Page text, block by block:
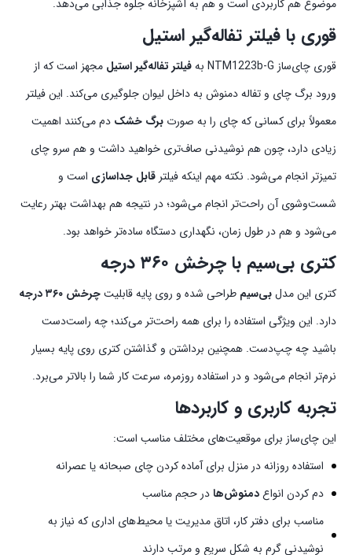
موضوع هم کاربردی است و هم به آشپزخانه جلوه جذابی می‌دهد.
قوری با فیلتر تفاله‌گیر استیل
قوری چای‌ساز NTM1223b-G به فیلتر تفاله‌گیر استیل مجهز است که از
ورود برگ چای و تفاله دمنوش به داخل لیوان جلوگیری می‌کند. این فیلتر
معمولاً برای کسانی که چای را به صورت برگ خشک دم می‌کنند اهمیت
زیادی دارد، چون هم نوشیدنی صاف‌تری خواهید داشت و هم سرو چای
تمیزتر انجام می‌شود. نکته مهم اینکه فیلتر قابل جداسازی است و
شست‌وشوی آن راحت‌تر انجام می‌شود؛ در نتیجه هم بهداشت بهتر رعایت
می‌شود و هم در طول زمان، نگهداری دستگاه ساده‌تر خواهد بود.
کتری بی‌سیم با چرخش ۳۶۰ درجه
کتری این مدلبی‌سیم طراحی شده و روی پایه قابلیتچرخش ۳۶۰ درجه
دارد. این ویژگی استفاده را برای همه راحت‌تر می‌کند؛ چه راست‌دست
باشید چه چپ‌دست. همچنین برداشتن و گذاشتن کتری روی پایه بسیار
نرم‌تر انجام می‌شود و در استفاده روزمره، سرعت کار شما را بالاتر می‌برد.
تجربه کاربری و کاربردها
این چای‌ساز برای موقعیت‌های مختلف مناسب است:
استفاده روزانه در منزل برای آماده کردن چای صبحانه یا عصرانه
دم کردن انواعدمنوش‌ها در حجم مناسب
مناسب برای دفتر کار، اتاق مدیریت یا محیط‌های اداری که نیاز به
نوشیدنی گرم به شکل سریع و مرتب دارند